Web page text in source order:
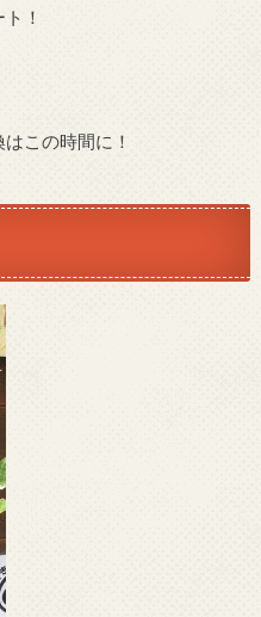
！
この時間に！